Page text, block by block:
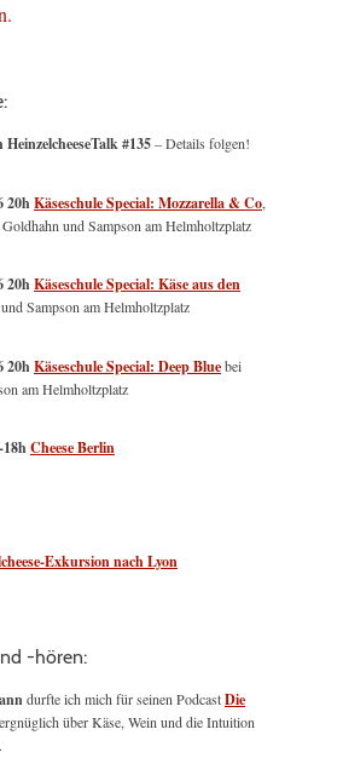
HeinzelcheeseTalk #135– Details folgen!
20hKäseschule Special: Mozzarella & Co,
und Sampson am Helmholtzplatz
20hKäseschule Special: Käse aus den
Sampson am Helmholtzplatz
20hKäseschule Special: Deep Bluebei
am Helmholtzplatz
18hCheese Berlin
Exkursion nach Lyon
-hören:
durfte ich mich für seinen PodcastDie
über Käse, Wein und die Intuition